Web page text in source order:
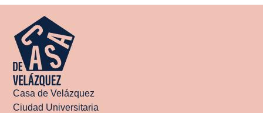
Casa de Velázquez
Ciudad Universitaria